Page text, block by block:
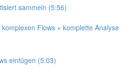
sammeln (5:56)
Flows + komplette Analyse
einfügen (5:03)